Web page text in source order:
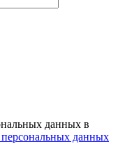
данных в
данных